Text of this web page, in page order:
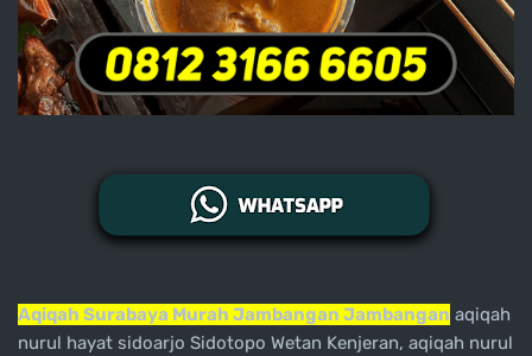
Aqiqah Surabaya Murah Jambangan Jambangan aqiqah
nurul hayat sidoarjo Sidotopo Wetan Kenjeran, aqiqah nurul